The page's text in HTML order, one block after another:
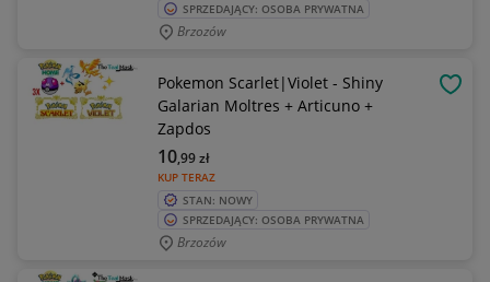
SPRZEDAJĄCY: OSOBA PRYWATNA
Brzozów
Pokemon Scarlet|Violet - Shiny
Galarian Moltres + Articuno +
Zapdos
KUP TERAZ
10,99zł
STAN: NOWY
SPRZEDAJĄCY: OSOBA PRYWATNA
Brzozów